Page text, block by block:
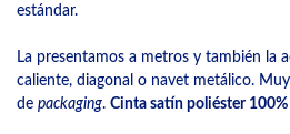
estándar.
La presentamos a metros y también la
caliente, diagonal o navet metálico.
de packaging. Cinta satín poliéster